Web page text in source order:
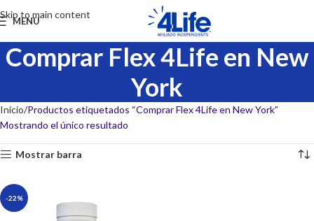
Skip to main content
MENU
Comprar Flex 4Life en New
York
Inicio Productos etiquetados “Comprar Flex 4Life en New York”
Mostrando el único resultado
Mostrar barra
-22%